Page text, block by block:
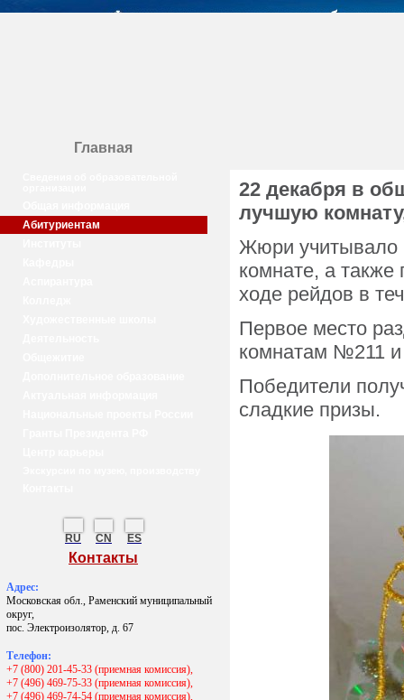
Главная
Абитуриентам
RU CN ES
Контакты
Адрес:
Московская обл., Раменский муниципальный
округ,
пос. Электроизолятор, д. 67
Телефон:
+7 (800) 201-45-33 (приемная комиссия),
+7 (496) 469-75-33 (приемная комиссия),
+7 (496) 469-74-54 (приемная комиссия),
22 декабря в
лучшую
Жюри учитывало
комнате, а также
ходе рейдов в
Первое место
комнатам №211 и
Победители
сладкие призы.